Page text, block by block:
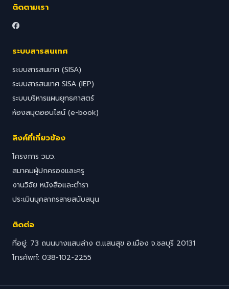
ติดตามเรา
ระบบสารสนเทศ
ระบบสารสนเทศ (SISA)
ระบบสารสนเทศ SISA (IEP)
ระบบบริหารแผนยุทธศาสตร์
ห้องสมุดออนไลน์ (e-book)
ลิงค์ที่เกี่ยวข้อง
โครงการ วมว.
สมาคมผู้ปกครองและครู
งานวิจัย หนังสือและตำรา
ประเมินบุคลากรสายสนับสนุน
ติดต่อ
ที่อยู่: 73 ถนนบางแสนล่าง ต.แสนสุข อ.เมือง จ.ชลบุรี 20131
โทรศัพท์: 038-102-2255